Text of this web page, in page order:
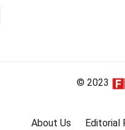
© 2023
About Us Editorial